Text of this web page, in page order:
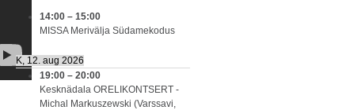
14:00 – 15:00
MISSA Merivälja Südamekodus
K, 12. aug 2026
19:00 – 20:00
Kesknädala ORELIKONTSERT -
Michal Markuszewski (Varssavi,